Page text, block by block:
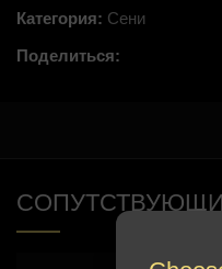
Категория: Сени
Поделиться: